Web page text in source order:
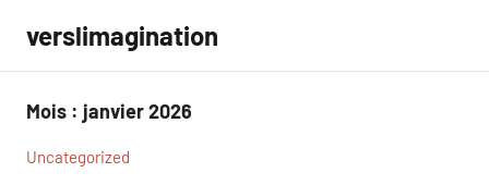
contenu
verslimagination
Mois : janvier 2026
Uncategorized